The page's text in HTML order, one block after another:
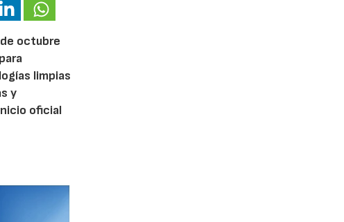
octubre
limpias
y
oficial